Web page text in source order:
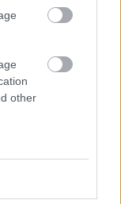
other